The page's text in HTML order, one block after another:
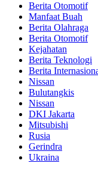
Berita Otomotif
Manfaat Buah
Berita Olahraga
Berita Otomotif
Kejahatan
Berita Teknologi
Berita
Nissan
Bulutangkis
Nissan
DKI Jakarta
Mitsubishi
Rusia
Gerindra
Ukraina